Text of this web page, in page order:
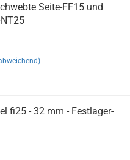
Seite-FF15 und
fi25 - 32 mm - Festlager-